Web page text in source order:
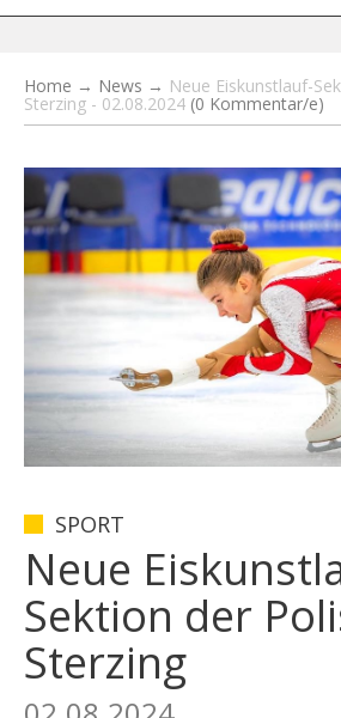
Home → News → Neue Eiskunstlauf-
Sterzing - 02.08.2024 (0 Kommentar/e)
SPORT
Neue
Sektion der
Sterzing